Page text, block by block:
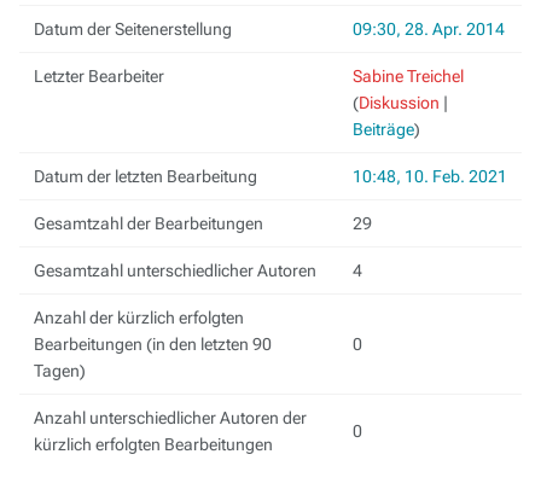
Datum der Seitenerstellung 09:30, 28. Apr. 2014
Letzter Bearbeiter
Sabine Treichel
(Diskussion |
Beiträge)
Datum der letzten Bearbeitung 10:48, 10. Feb. 2021
Gesamtzahl der Bearbeitungen 29
Gesamtzahl unterschiedlicher Autoren 4
Anzahl der kürzlich erfolgten
Bearbeitungen (in den letzten 90
Tagen)
0
Anzahl unterschiedlicher Autoren der
kürzlich erfolgten Bearbeitungen
0